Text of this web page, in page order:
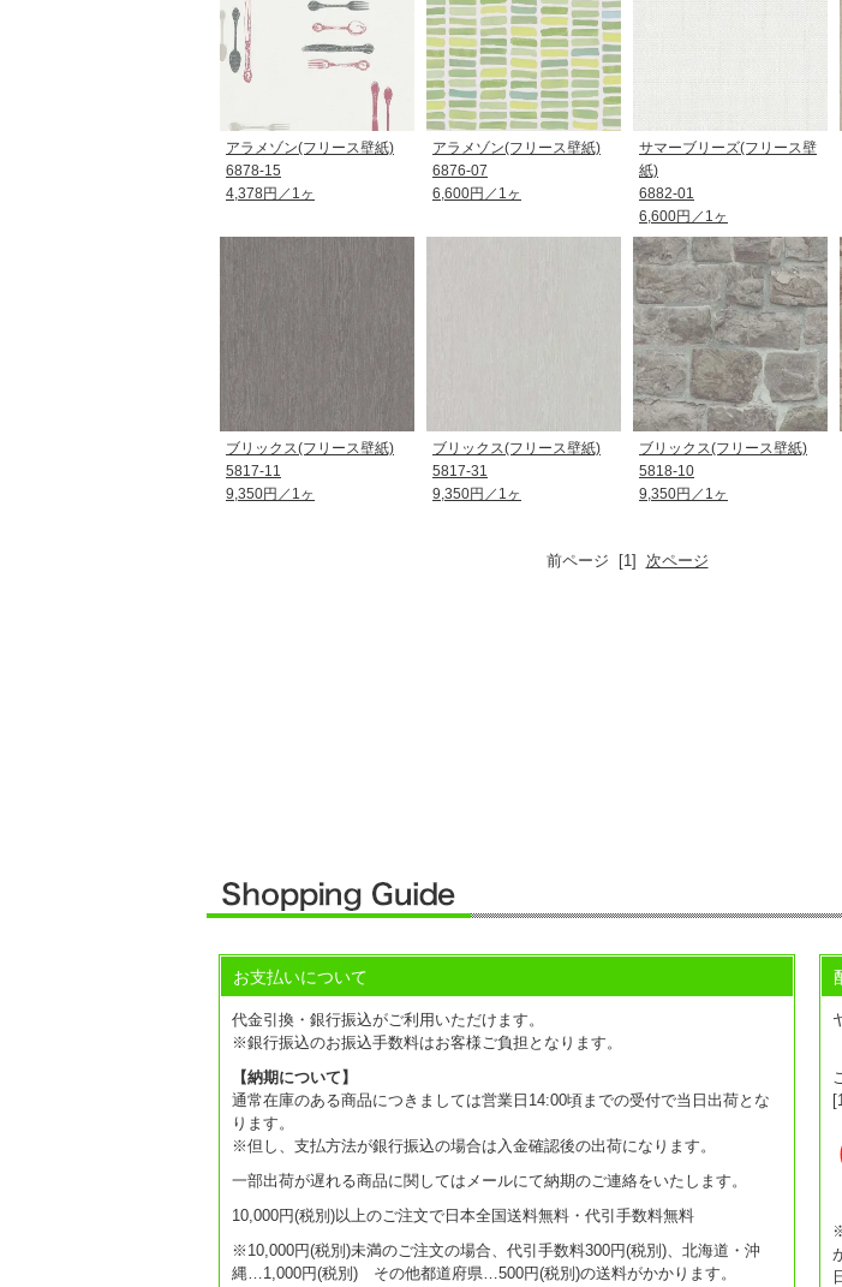
アラメゾン(フリース壁紙)
6878-15
4,378円／1ヶ
アラメゾン(フリース壁紙)
6876-07
6,600円／1ヶ
サマーブリーズ(フリース壁
紙)
6882-01
6,600円／1ヶ
ブリックス(フリース壁紙)
5817-11
9,350円／1ヶ
ブリックス(フリース壁紙)
5817-31
9,350円／1ヶ
ブリックス(フリース壁紙)
5818-10
9,350円／1ヶ
前ページ [1] 次ページ
お支払いについて
代金引換・銀行振込がご利用いただけます。
※銀行振込のお振込手数料はお客様ご負担となります。
【納期について】
通常在庫のある商品につきましては営業日14:00頃までの受付で当日出荷とな
ります。
※但し、支払方法が銀行振込の場合は入金確認後の出荷になります。
一部出荷が遅れる商品に関してはメールにて納期のご連絡をいたします。
10,000円(税別)以上のご注文で日本全国送料無料・代引手数料無料
※10,000円(税別)未満のご注文の場合、代引手数料300円(税別)、北海道・沖
縄…1,000円(税別) その他都道府県…500円(税別)の送料がかかります。